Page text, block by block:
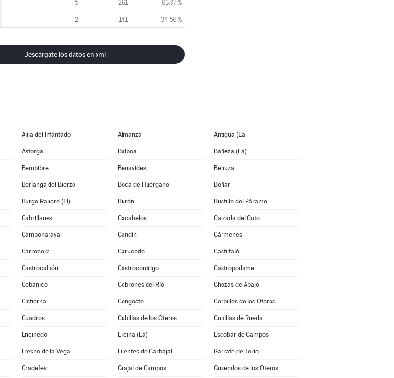
5 261 63,97 %
2 141 34,56 %
Descárgate los datos en xml
Alija del Infantado Almanza Antigua (La)
Astorga Balboa Bañeza (La)
Bembibre Benavides Benuza
Berlanga del Bierzo Boca de Huérgano Boñar
Burgo Ranero (El) Burón Bustillo del Páramo
Cabrillanes Cacabelos Calzada del Coto
Camponaraya Candín Cármenes
Carrocera Carucedo Castilfalé
Castrocalbón Castrocontrigo Castropodame
Cebanico Cebrones del Río Chozas de Abajo
Cistierna Congosto Corbillos de los Oteros
Cuadros Cubillas de los Oteros Cubillas de Rueda
Encinedo Ercina (La) Escobar de Campos
Fresno de la Vega Fuentes de Carbajal Garrafe de Torío
Gradefes Grajal de Campos Gusendos de los Oteros